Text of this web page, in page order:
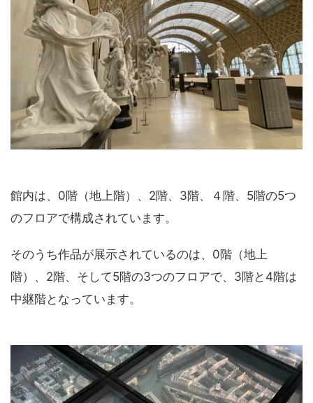
館内は、0階（地上階）、2階、3階、４階、5階の5つ
のフロアで構成されています。
そのうち作品が展示されているのは、0階（地上
階）、2階、そして5階の3つのフロアで、3階と4階は
中継階となっています。